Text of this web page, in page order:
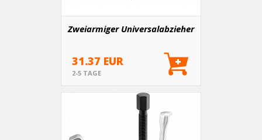
Zweiarmiger Universalabzieher
31.37 EUR
2-5 TAGE